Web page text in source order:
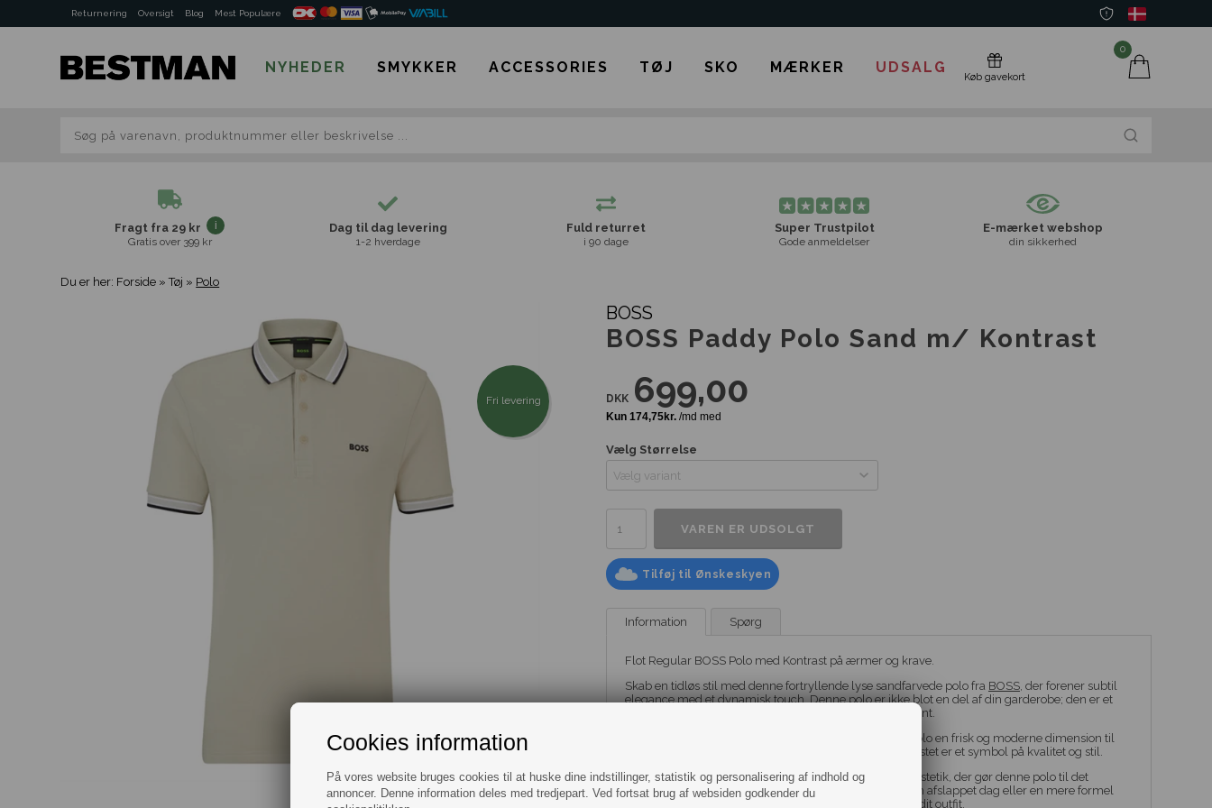
Cookies information
På vores website bruges cookies til at huske dine indstillinger, statistik og personalisering af indhold og
annoncer. Denne information deles med tredjepart. Ved fortsat brug af websiden godkender du
Returnering Oversigt Blog Mest Populære
NYHEDER SMYKKER ACCESSORIES TØJ SKO MÆRKER UDSALG
0
Køb gavekort
Fragt fra 29 kr
Gratis over 399 kr
Dag til dag levering
1-2 hverdage
Fuld returret
i 90 dage
Super Trustpilot
Gode anmeldelser
E-mærket webshop
din sikkerhed
Du er her: Forside »Tøj » Polo
Fri levering
BOSS
BOSS Paddy Polo Sand m/ Kontrast
DKK 699,00
Vælg Størrelse
Tilføj til Ønskeskyen
Information Spørg
Flot Regular BOSS Polo med Kontrast på ærmer og krave.
Skab en tidløs stil med denne fortryllende lyse sandfarvede polo fra BOSS, der forener subtil
elegance med et dynamisk touch. Denne polo er ikke blot en del af din garderobe; den er et
statement om din sans for detaljer og klassisk raffinement.
Med kontraststriber på ærmer og krave tilføjer denne polo en frisk og moderne dimension til
det ellers tidløse design. Det diskrete BOSS-logo på brystet er et symbol på kvalitet og stil.
Den lyse sandfarve giver en følelse af let og luksuriøs æstetik, der gør denne polo til det
perfekte valg til enhver lejlighed. Uanset om det er til en afslappet dag eller en mere formel
begivenhed, vil denne polo tilføje en sofistikeret kant til dit outfit.